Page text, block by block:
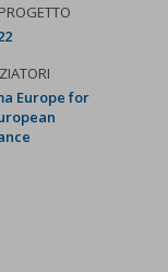
Europe for